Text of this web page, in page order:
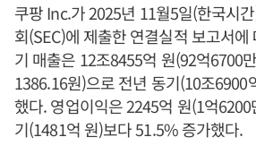
쿠팡 Inc.가 2025년 11월5일(한국시
회(SEC)에 제출한 연결실적 보고서
기 매출은 12조8455억 원(92억6700
1386.16원)으로 전년 동기(10조6900
했다. 영업이익은 2245억 원(1억
기(1481억 원)보다 51.5% 증가했다.